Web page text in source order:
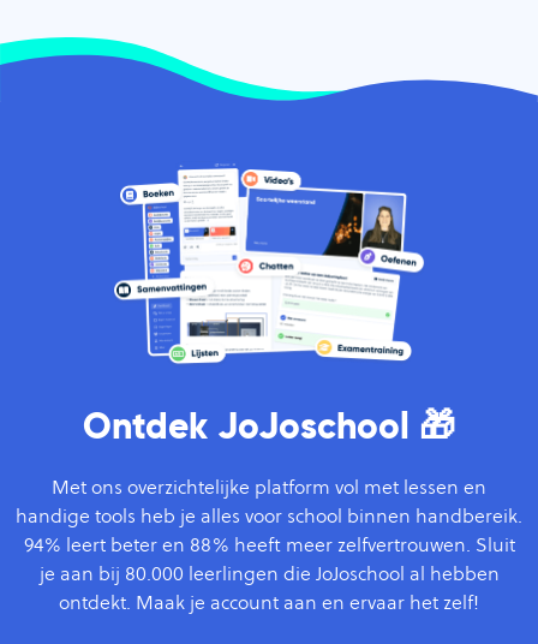
Ontdek JoJoschool 🎁
Met ons overzichtelijke platform vol met lessen en
handige tools heb je alles voor school binnen handbereik.
94% leert beter en 88% heeft meer zelfvertrouwen. Sluit
je aan bij 80.000 leerlingen die JoJoschool al hebben
ontdekt. Maak je account aan en ervaar het zelf!